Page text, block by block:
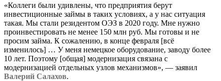
«Коллеги были удивлены, что предприятия берут
инвестиционные займы в таких условиях, а у нас ситуация
такая. Мы стали резидентом ОЭЗ в 2020 году. Мне нужно
проинвестировать не менее 150 млн руб. Мы готовы и не
просим займа. К сожалению, в конце февраля [всё
изменилось] … У меня немецкое оборудование, заводу более
10 лет. Поэтому [общая] модернизация связана с
модернизацией отдельных узлов механизмов», — заявил
Валерий Салахов.